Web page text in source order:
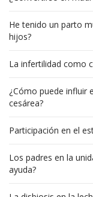
He tenido un parto
hijos?
La infertilidad como
¿Cómo puede influir
cesárea?
Participación en el
Los padres en la
ayuda?